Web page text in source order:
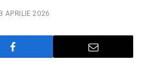
APRILIE 2026